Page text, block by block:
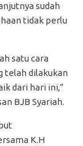
sudah
tidak perlu
satu cara
telah dilakukan
dari hari ini,”
BJB Syariah.
K.H